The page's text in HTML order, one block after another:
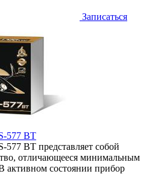
Записаться
577 BT
577 BT представляет собой
отличающееся минимальным
активном состоянии прибор